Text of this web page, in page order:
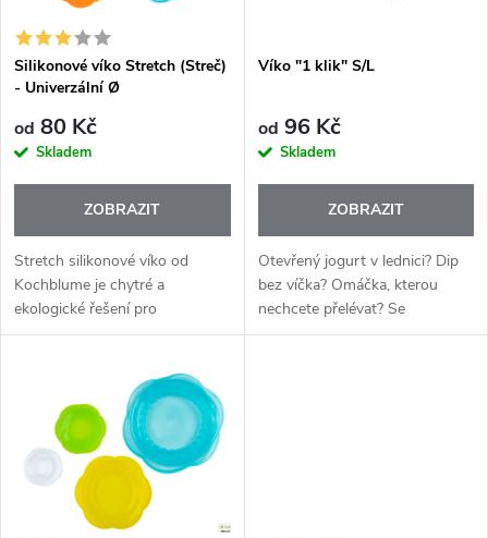
í
p
r
o
d
u
ů
s
p
r
d
u
ů
Silikonové víko Stretch (Streč)
- Univerzální Ø
od 80 Kč
Skladem
ZOBRAZIT
Stretch silikonové víko od
Kochblume je chytré a
ekologické řešení pro
každodenní skladování potravin.
potravinářskému silikonu
perfektně přilne k miskám,...
Víko "1 klik" S/L
od 96 Kč
Skladem
ZOBRAZIT
Otevřený jogurt v lednici? Dip
bez víčka? Omáčka, kterou
nechcete přelévat? Se
silikonovými víčky 1Click